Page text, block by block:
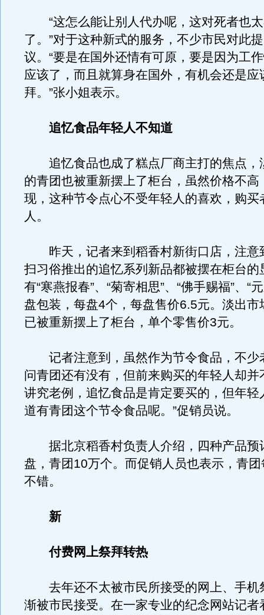
“这怎么能让别人代办呢，这对死者也
了。”对于这种新式的服务，不少市民对此
议。“要是在国外还情有可原，要是因为工
应该了，而且就算身在国外，有机会还是应
拜。”张小姐表示。
追忆食品年轻人不知道
追忆食品也成了糕点厂商主打的焦点，
的青团也被重新摆上了柜台，虽然价格不高
现，这种节令点心不受年轻人的喜欢，购买
人。
昨天，记者来到稻香村新街口店，注意
扫习俗推出的追忆系列新品都被摆在柜台的
有“寒燕报春”、“菊寄相思”、“佛手赐福”、“
盘包装，每盘4个，每盘售价6.5元。淡出市
已被重新摆上了柜台，单个零售价3元。
记者注意到，虽然作为节令食品，不少
问青团还有没有，但前来购买的年轻人却并
讲究老例，追忆食品是肯定要买的，但年轻
道有青团这个节令食品呢。”促销员说。
据北京稻香村负责人介绍，四种产品预
盘，青团10万个。而促销人员也表示，青
不错。
新
付费网上祭拜转热
去年还不太被市民所接受的网上、手机
渐被市民接受。在一家专业的纪念网站记者